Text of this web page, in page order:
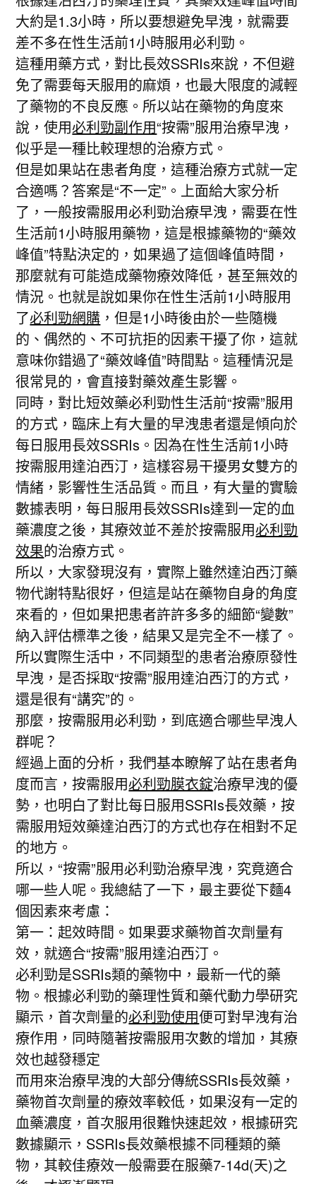
大約是1.3小時，所以要想避免早洩，就需要
差不多在性生活前1小時服用必利勁。
這種用藥方式，對比長效SSRIs來說，不但避
免了需要每天服用的麻煩，也最大限度的減輕
了藥物的不良反應。所以站在藥物的角度來
說，使用必利勁副作用“按需”服用治療早洩，
似乎是一種比較理想的治療方式。
但是如果站在患者角度，這種治療方式就一定
合適嗎？答案是“不一定”。上面給大家分析
了，一般按需服用必利勁治療早洩，需要在性
生活前1小時服用藥物，這是根據藥物的“藥效
峰值”特點決定的，如果過了這個峰值時間，
那麼就有可能造成藥物療效降低，甚至無效的
情況。也就是說如果你在性生活前1小時服用
了必利勁網購 ，但是1小時後由於一些隨機
的、偶然的、不可抗拒的因素干擾了你，這就
意味你錯過了“藥效峰值”時間點。這種情況是
很常見的，會直接對藥效產生影響。
同時，對比短效藥必利勁性生活前“按需”服用
的方式，臨床上有大量的早洩患者還是傾向於
每日服用長效SSRIs。因為在性生活前1小時
按需服用達泊西汀，這樣容易干擾男女雙方的
情緒，影響性生活品質。而且，有大量的實驗
數據表明，每日服用長效SSRIs達到一定的血
藥濃度之後，其療效並不差於按需服用必利勁
效果的治療方式。
所以，大家發現沒有，實際上雖然達泊西汀藥
物代謝特點很好，但這是站在藥物自身的角度
來看的，但如果把患者許許多多的細節“變數”
納入評估標準之後，結果又是完全不一樣了。
所以實際生活中，不同類型的患者治療原發性
早洩，是否採取“按需”服用達泊西汀的方式，
還是很有“講究”的。
那麼，按需服用必利勁，到底適合哪些早洩人
群呢？
經過上面的分析，我們基本瞭解了站在患者角
度而言，按需服用必利勁膜衣錠治療早洩的優
勢，也明白了對比每日服用SSRIs長效藥，按
需服用短效藥達泊西汀的方式也存在相對不足
的地方。
所以，“按需”服用必利勁治療早洩，究竟適合
哪一些人呢。我總結了一下，最主要從下麵4
個因素來考慮：
第一：起效時間。如果要求藥物首次劑量有
效，就適合“按需”服用達泊西汀。
必利勁是SSRIs類的藥物中，最新一代的藥
物。根據必利勁的藥理性質和藥代動力學研究
顯示，首次劑量的必利勁使用便可對早洩有治
療作用，同時隨著按需服用次數的增加，其療
效也越發穩定
而用來治療早洩的大部分傳統SSRIs長效藥，
藥物首次劑量的療效率較低，如果沒有一定的
血藥濃度，首次服用很難快速起效，根據研究
數據顯示，SSRIs長效藥根據不同種類的藥
物，其較佳療效一般需要在服藥7-14d(天)之